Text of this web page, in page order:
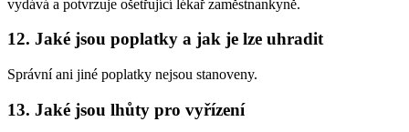
vydává a potvrzuje ošetřující lékař zaměstnankyně.
12. Jaké jsou poplatky a jak je lze uhradit
Správní ani jiné poplatky nejsou stanoveny.
13. Jaké jsou lhůty pro vyřízení